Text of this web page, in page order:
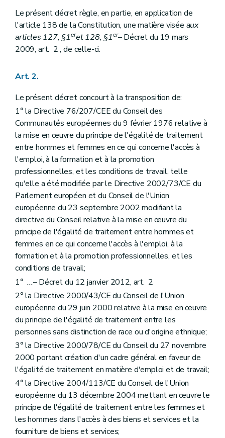
Art. 34
Art. 35
Art. 35
Chapitre XVI
Du contrôle, de la surveillance et du rapport au Parlement wallon
Art. 34
Art. 36
Art. 38
Art. 39
Chapitre XVII
Des dispositions modificatives, abrogatoires et finales
Art. 36
Art. 37
Art. 38
Art. 39
Le présent décret règle, en partie, en application de
l'article 138 de la Constitution, une matière visée aux
articles 127, §1eret 128, §1er– Décret du 19 mars
2009, art. 2 , de celle-ci.
Art. 2.
Le présent décret concourt à la transposition de:
1° la Directive 76/207/CEE du Conseil des
Communautés européennes du 9 février 1976 relative à
la mise en œuvre du principe de l'égalité de traitement
entre hommes et femmes en ce qui concerne l'accès à
l'emploi, à la formation et à la promotion
professionnelles, et les conditions de travail, telle
qu'elle a été modifiée par le Directive 2002/73/CE du
Parlement européen et du Conseil de l'Union
européenne du 23 septembre 2002 modifiant la
directive du Conseil relative à la mise en œuvre du
principe de l'égalité de traitement entre hommes et
femmes en ce qui concerne l'accès à l'emploi, à la
formation et à la promotion professionnelles, et les
conditions de travail;
1°...– Décret du 12 janvier 2012, art. 2
2° la Directive 2000/43/CE du Conseil de l'Union
européenne du 29 juin 2000 relative à la mise en œuvre
du principe de l'égalité de traitement entre les
personnes sans distinction de race ou d'origine ethnique;
3° la Directive 2000/78/CE du Conseil du 27 novembre
2000 portant création d'un cadre général en faveur de
l'égalité de traitement en matière d'emploi et de travail;
4° la Directive 2004/113/CE du Conseil de l'Union
européenne du 13 décembre 2004 mettant en œuvre le
principe de l'égalité de traitement entre les femmes et
les hommes dans l'accès à des biens et services et la
fourniture de biens et services;